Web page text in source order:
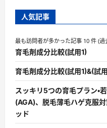
人気記事
最も訪問者が多かった記事 10 件 (過
育毛剤成分比較(試用1)
育毛剤成分比較(試用1)&(試
スッキリ5つの育毛プラン・
(AGA)、脱毛薄毛ハゲ克服
ッド